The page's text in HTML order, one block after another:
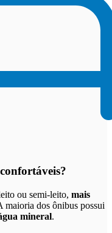
?
ou semi-leito, mais
maioria dos ônibus possui
mineral.